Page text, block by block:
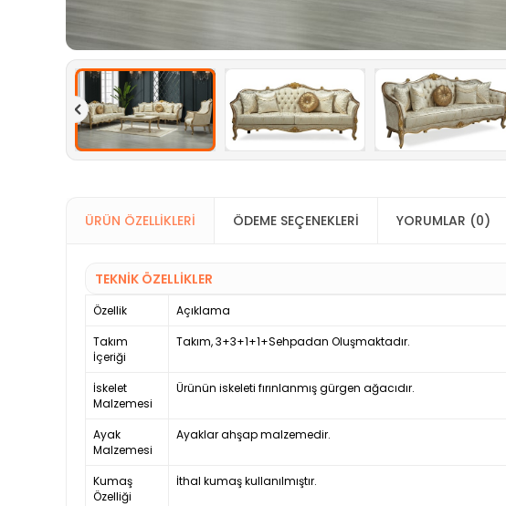
ÜRÜN ÖZELLIKLERI ÖDEME SEÇENEKLERI YORUMLAR (0)
TEKNİK ÖZELLİKLER
Özellik
Açıklama
Takım
İçeriği
Takım, 3+3+1+1+Sehpadan Oluşmaktadır.
İskelet
Malzemesi
Ürünün iskeleti fırınlanmış gürgen ağacıdır.
Ayak
Malzemesi
Ayaklar ahşap malzemedir.
Kumaş
Özelliği
İthal kumaş kullanılmıştır.